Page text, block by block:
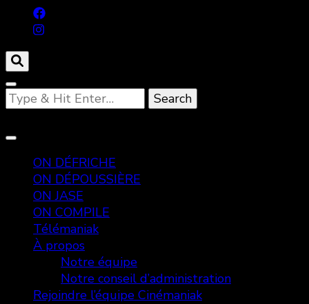
Looking
for
ON DÉFRICHE
ON DÉPOUSSIÈRE
ON JASE
ON COMPILE
Télémaniak
À propos
Notre équipe
Notre conseil d’administration
Rejoindre l’équipe Cinémaniak